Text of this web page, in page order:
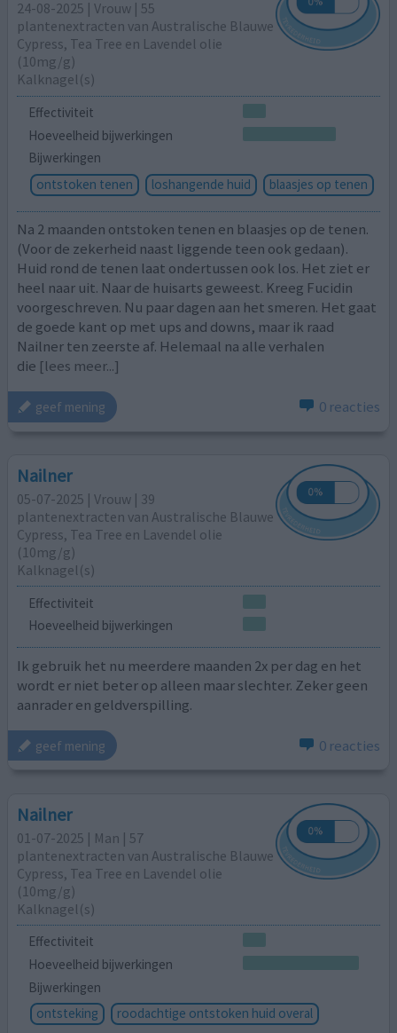
24-08-2025 | Vrouw | 55
plantenextracten van Australische Blauwe
Cypress, Tea Tree en Lavendel olie
(10mg/g)
Kalknagel(s)
Effectiviteit
Hoeveelheid bijwerkingen
Bijwerkingen
ontstoken tenen
loshangende huid blaasjes op tenen
Na 2 maanden ontstoken tenen en blaasjes op de tenen.
(Voor de zekerheid naast liggende teen ook gedaan).
Huid rond de tenen laat ondertussen ook los. Het ziet er
heel naar uit. Naar de huisarts geweest. Kreeg Fucidin
voorgeschreven. Nu paar dagen aan het smeren. Het gaat
de goede kant op met ups and downs, maar ik raad
Nailner ten zeerste af. Helemaal na alle verhalen
die [lees meer...]
geef mening 0 reacties
Nailner
05-07-2025 | Vrouw | 39
plantenextracten van Australische Blauwe
Cypress, Tea Tree en Lavendel olie
(10mg/g)
Kalknagel(s)
Effectiviteit
Hoeveelheid bijwerkingen
Ik gebruik het nu meerdere maanden 2x per dag en het
wordt er niet beter op alleen maar slechter. Zeker geen
aanrader en geldverspilling.
geef mening 0 reacties
Nailner
01-07-2025 | Man | 57
plantenextracten van Australische Blauwe
Cypress, Tea Tree en Lavendel olie
(10mg/g)
Kalknagel(s)
Effectiviteit
Hoeveelheid bijwerkingen
Bijwerkingen
ontsteking
roodachtige ontstoken huid overal